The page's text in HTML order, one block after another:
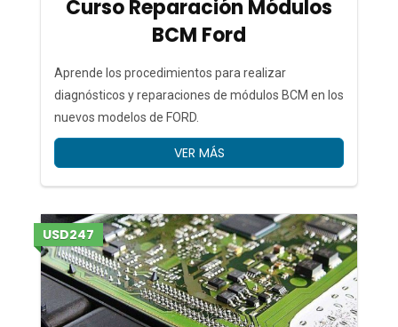
Curso Reparación Módulos
BCM Ford
Aprende los procedimientos para realizar
diagnósticos y reparaciones de módulos BCM en los
nuevos modelos de FORD.
VER MÁS
USD247